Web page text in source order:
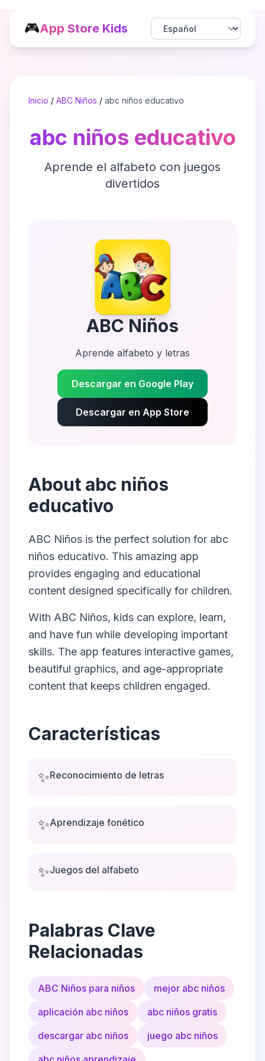
🎮App Store Kids
Inicio / ABC Niños / abc niños educativo
abc niños educativo
Aprende el alfabeto con juegos
divertidos
ABC Niños
Aprende alfabeto y letras
Descargar en Google Play
Descargar en App Store
About abc niños
educativo
ABC Niños is the perfect solution for abc
niños educativo. This amazing app
provides engaging and educational
content designed specifically for children.
With ABC Niños, kids can explore, learn,
and have fun while developing important
skills. The app features interactive games,
beautiful graphics, and age-appropriate
content that keeps children engaged.
Características
✨Reconocimiento de letras
✨Aprendizaje fonético
✨Juegos del alfabeto
Palabras Clave
Relacionadas
ABC Niños para niños
mejor abc niños
aplicación abc niños
abc niños gratis
descargar abc niños
juego abc niños